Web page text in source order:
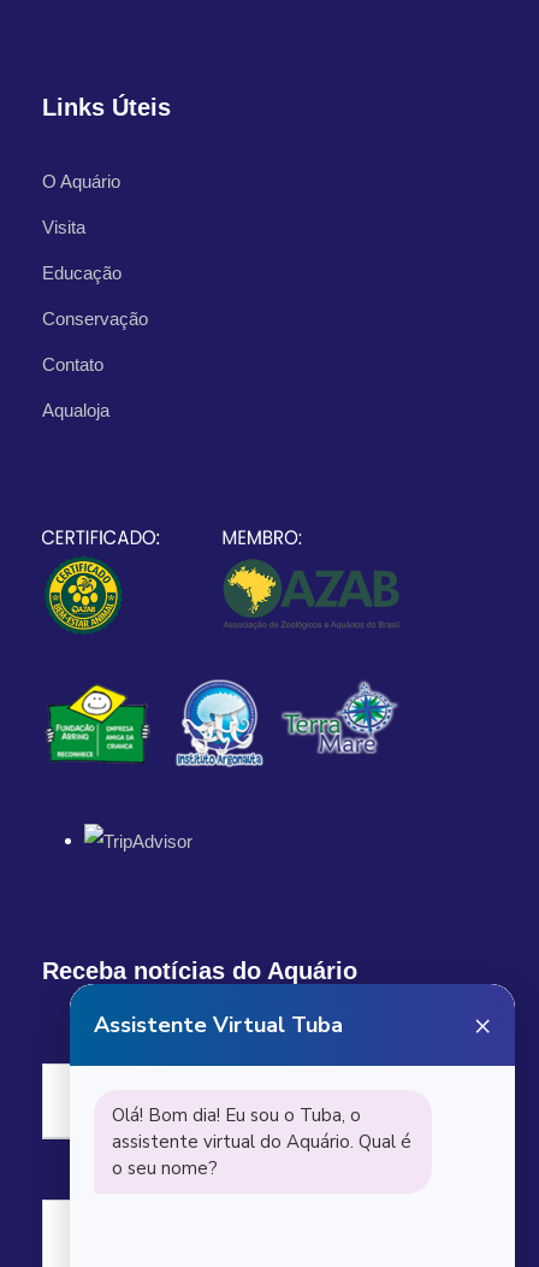
Links Úteis
O Aquário
Visita
Educação
Conservação
Contato
Aqualoja
Receba notícias do Aquário